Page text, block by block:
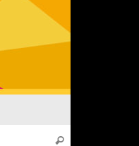
Rechercher